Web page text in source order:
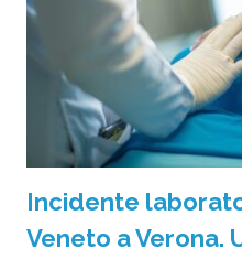
Incidente
Veneto a Verona.